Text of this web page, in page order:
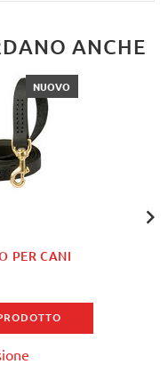
ANCHE
NUOVO
PER CANI